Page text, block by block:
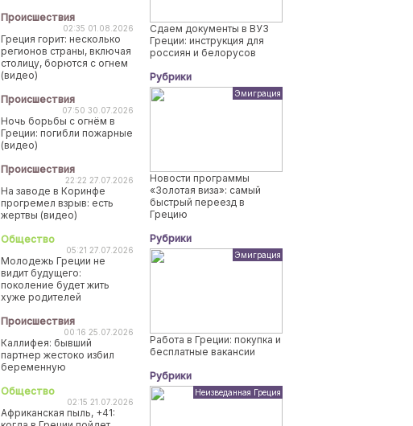
Происшествия
02:35 01.08.2026
Греция горит: несколько
регионов страны, включая
столицу, борются с огнем
(видео)
Происшествия
07:50 30.07.2026
Ночь борьбы с огнём в
Греции: погибли пожарные
(видео)
Происшествия
22:22 27.07.2026
На заводе в Коринфе
прогремел взрыв: есть
жертвы (видео)
Общество
05:21 27.07.2026
Молодежь Греции не
видит будущего:
поколение будет жить
хуже родителей
Происшествия
00:16 25.07.2026
Каллифея: бывший
партнер жестоко избил
беременную
Общество
02:15 21.07.2026
Африканская пыль, +41:
Сдаем документы в ВУЗ
Греции: инструкция для
россиян и белорусов
Рубрики
Эмиграция
Новости программы
«Золотая виза»: самый
быстрый переезд в
Грецию
Рубрики
Эмиграция
Работа в Греции: покупка и
бесплатные вакансии
Рубрики
Неизведанная Греция